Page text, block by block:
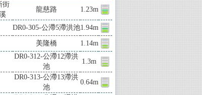
街
龍慈路 1.23m
DR0-305-公滯5滯洪池1.94m
美隆橋
1.14m
DR0-312-公滯12滯洪
池
1.3m
DR0-313-公滯13滯洪
池
0.64m